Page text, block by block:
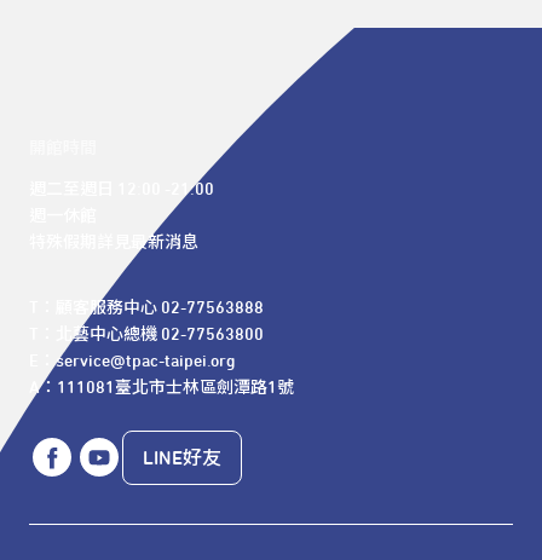
週二至週日 12:00 -21:00
特殊假期詳見最新消息
T：顧客服務中心 02-77563888
T：北藝中心總機 02-77563800
E：service@tpac-taipei.org
A：111081臺北市士林區劍潭路1號
LINE好友